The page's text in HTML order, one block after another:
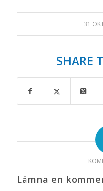
31
SHARE
Lämna en